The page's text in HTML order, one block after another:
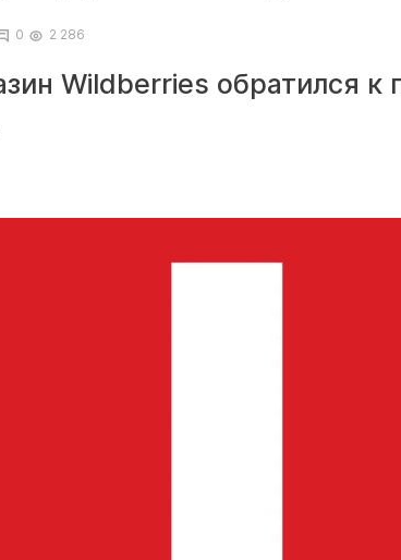
0 2 286
Wildberries обратился к